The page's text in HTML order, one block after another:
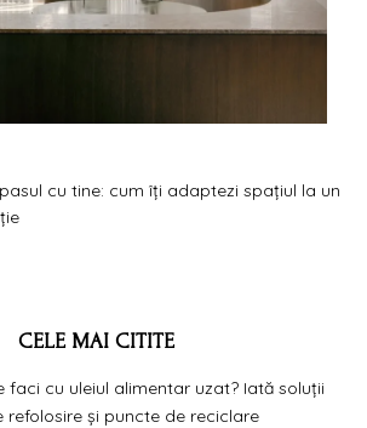
cu tine: cum îți adaptezi spațiul la un
CELE MAI CITITE
faci cu uleiul alimentar uzat? Iată soluții
refolosire și puncte de reciclare